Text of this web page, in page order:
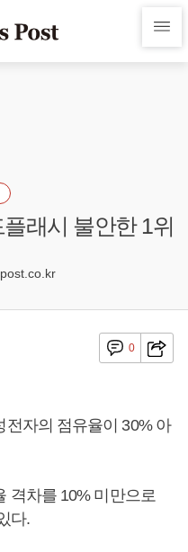
래시 불안한 1위
0
자의 점유율이 30% 아
격차를 10% 미만으로
다.